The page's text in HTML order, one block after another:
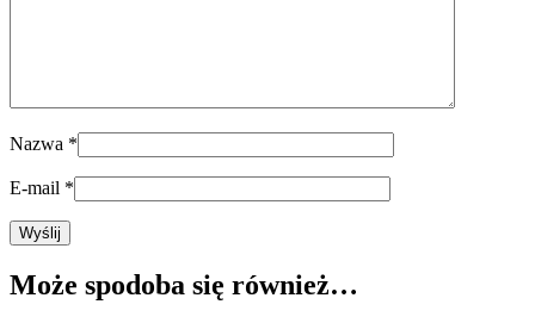
Nazwa *
E-mail *
Może spodoba się również…